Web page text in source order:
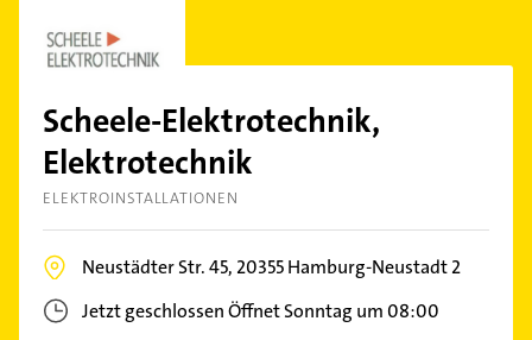
Scheele-Elektrotechnik,
Elektrotechnik
ELEKTROINSTALLATIONEN
Neustädter Str. 45, 20355Hamburg-Neustadt 2
Jetzt geschlossenÖffnet Sonntag um 08:00